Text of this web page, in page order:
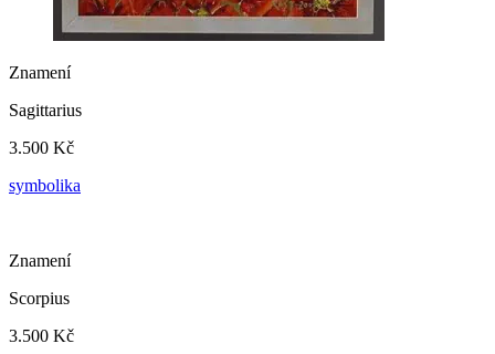
Znamení
Sagittarius
3.500 Kč
symbolika
Znamení
Scorpius
3.500 Kč